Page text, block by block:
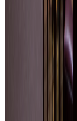
Terrazza